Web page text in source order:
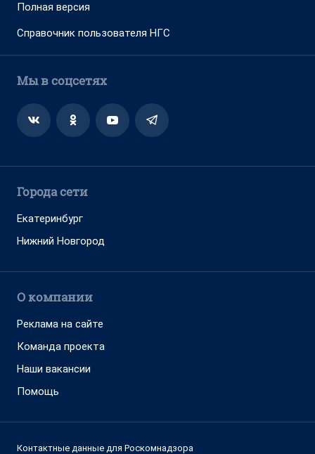
Полная версия
Справочник пользователя НГС
Мы в соцсетях
Города сети
Екатеринбург
Нижний Новгород
О компании
Реклама на сайте
Команда проекта
Наши вакансии
Помощь
Контактные данные для Роскомнадзора